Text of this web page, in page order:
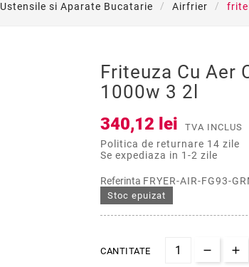
Ustensile si Aparate Bucatarie Airfrier
Friteuza Cu Aer
1000w 3 2l
340,12 lei TVA INCLUS
Politica de returnare 14 zile
Se expediaza in 1-2 zile
Referinta FRYER-AIR-FG93-
Stoc epuizat
CANTITATE